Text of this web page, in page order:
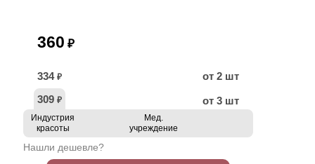
360 ₽
334 ₽
от 2 шт
309 ₽ от 3 шт
Индустрия
красоты
Мед.
учреждение
Нашли дешевле?